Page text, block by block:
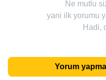
Ne mutlu
yani ilk yorumu
Hadi,
Yorum